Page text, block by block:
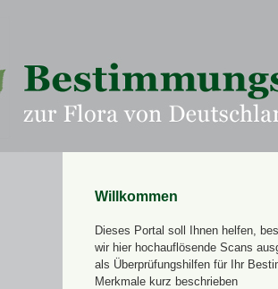
Willkommen
Dieses Portal soll Ihnen helfen,
wir hier hochauflösende Scans
als Überprüfungshilfen für Ihr
Merkmale kurz beschrieben